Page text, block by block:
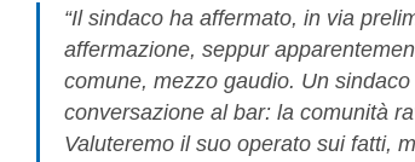
“Il sindaco ha affermato, in via
affermazione, seppur
comune, mezzo gaudio. Un
conversazione al bar: la comunità
Valuteremo il suo operato sui fatti,